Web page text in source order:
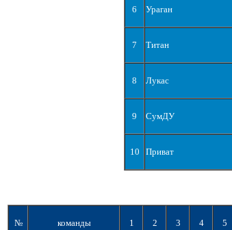
6 Ураган
7 Титан
8 Лукас
9 СумДУ
10 Приват
№ команды 1 2 3 4 5